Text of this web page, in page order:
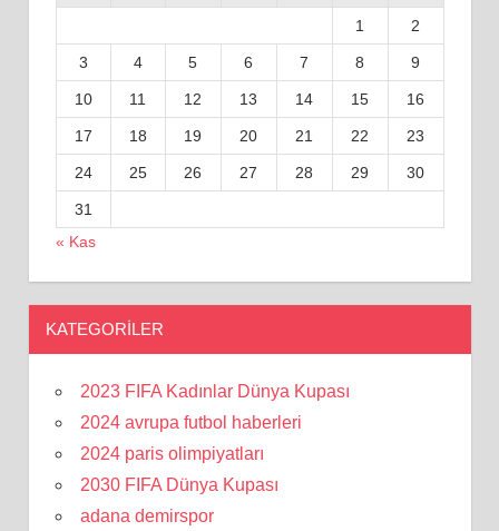
1 2
3 4 5 6 7 8 9
10 11 12 13 14 15 16
17 18 19 20 21 22 23
24 25 26 27 28 29 30
31
« Kas
KATEGORILER
2023 FIFA Kadınlar Dünya Kupası
2024 avrupa futbol haberleri
2024 paris olimpiyatları
2030 FIFA Dünya Kupası
adana demirspor